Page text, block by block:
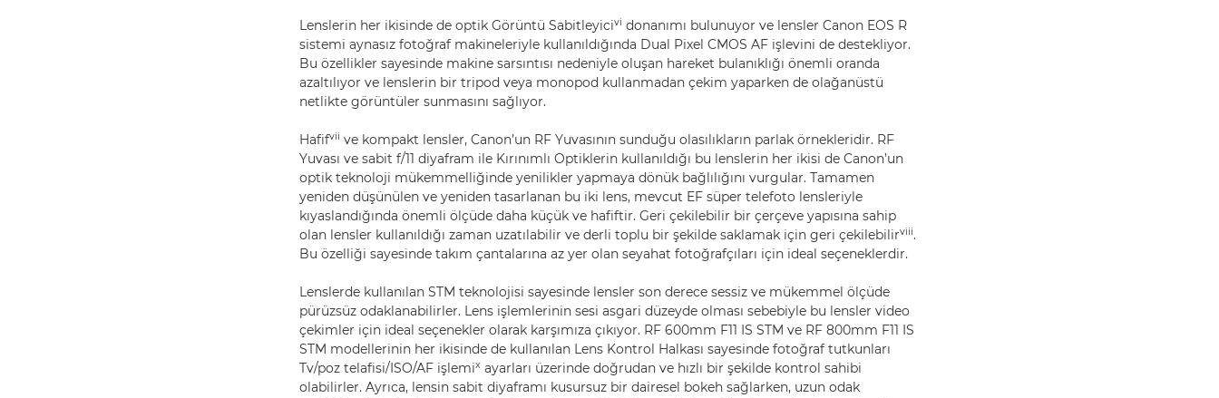
Lenslerin her ikisinde de optik Görüntü Sabitleyicivi donanımı bulunuyor ve lensler Canon EOS R
sistemi aynasız fotoğraf makineleriyle kullanıldığında Dual Pixel CMOS AF işlevini de destekliyor.
Bu özellikler sayesinde makine sarsıntısı nedeniyle oluşan hareket bulanıklığı önemli oranda
azaltılıyor ve lenslerin bir tripod veya monopod kullanmadan çekim yaparken de olağanüstü
netlikte görüntüler sunmasını sağlıyor.
Hafifvii ve kompakt lensler, Canon’un RF Yuvasının sunduğu olasılıkların parlak örnekleridir. RF
Yuvası ve sabit f/11 diyafram ile Kırınımlı Optiklerin kullanıldığı bu lenslerin her ikisi de Canon’un
optik teknoloji mükemmelliğinde yenilikler yapmaya dönük bağlılığını vurgular. Tamamen
yeniden düşünülen ve yeniden tasarlanan bu iki lens, mevcut EF süper telefoto lensleriyle
kıyaslandığında önemli ölçüde daha küçük ve hafiftir. Geri çekilebilir bir çerçeve yapısına sahip
olan lensler kullanıldığı zaman uzatılabilir ve derli toplu bir şekilde saklamak için geri çekilebilirviii.
Bu özelliği sayesinde takım çantalarına az yer olan seyahat fotoğrafçıları için ideal seçeneklerdir.
Lenslerde kullanılan STM teknolojisi sayesinde lensler son derece sessiz ve mükemmel ölçüde
pürüzsüz odaklanabilirler. Lens işlemlerinin sesi asgari düzeyde olması sebebiyle bu lensler video
çekimler için ideal seçenekler olarak karşımıza çıkıyor. RF 600mm F11 IS STM ve RF 800mm F11 IS
STM modellerinin her ikisinde de kullanılan Lens Kontrol Halkası sayesinde fotoğraf tutkunları
Tv/poz telafisi/ISO/AF işlemix ayarları üzerinde doğrudan ve hızlı bir şekilde kontrol sahibi
olabilirler. Ayrıca, lensin sabit diyaframı kusursuz bir dairesel bokeh sağlarken, uzun odak